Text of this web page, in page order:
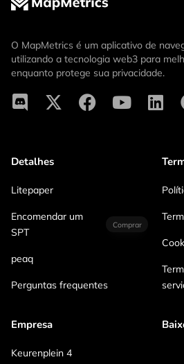
O MapMetrics é um aplicativo de
utilizando a tecnologia web3 para
enquanto protege sua privacidade.
Detalhes
Litepaper
Encomendar um
SPT
Comprar
peaq
Perguntas frequentes
Empresa
Keurenplein 4